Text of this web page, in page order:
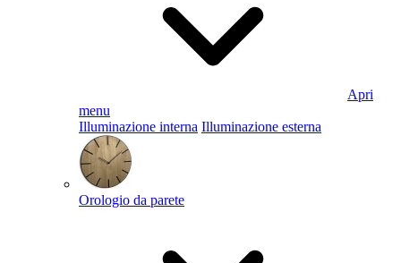
Apri
menu
Illuminazione interna Illuminazione esterna
Orologio da parete